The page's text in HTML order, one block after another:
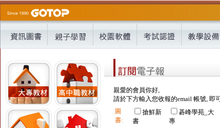
親愛的會員你好,
請於下方輸入您收報的email 帳號, 即
圖
書:
搶鮮新
書
碁峰學苑_大
專